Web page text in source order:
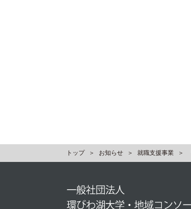
トップ お知らせ 就職支援事業